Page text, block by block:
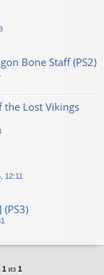
Bone Staff (PS2)
the Lost Vikings
12:11
1 из 1